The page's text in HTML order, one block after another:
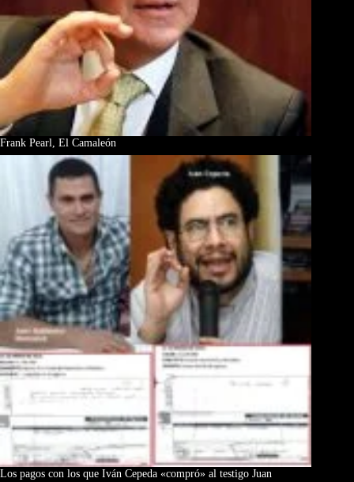
Frank Pearl, El Camaleón
Los pagos con los que Iván Cepeda «compró» al testigo Juan